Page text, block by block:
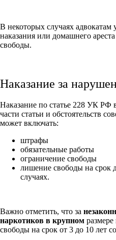
В некоторых случаях адвокатам
наказания или домашнего
свободы.
Наказание за
Наказание по статье 228 УК РФ
части статьи и обстоятельств
может включать:
штрафы
обязательные работы
ограничение свободы
лишение свободы на срок
случаях.
Важно отметить, что за
наркотиков в крупном
свободы на срок от 3 до 10 лет